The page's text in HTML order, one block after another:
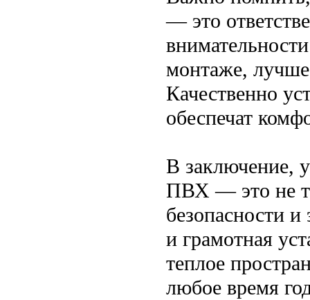
— это
монтаже, лучше
Качественно
обеспечат
В заключение,
ПВХ — это не
безопасности
и грамотная
теплое
любое время